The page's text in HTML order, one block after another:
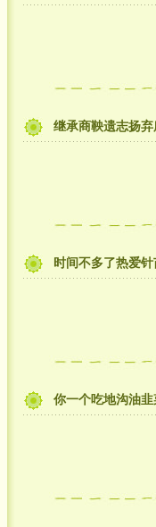
继承商鞅遗志扬
时间不多了热爱
你一个吃地沟油